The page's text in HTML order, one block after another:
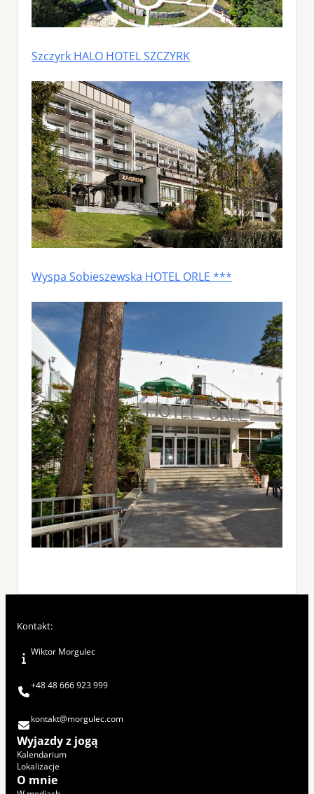
Szczyrk HALO HOTEL SZCZYRK
Wyspa Sobieszewska HOTEL ORLE ***
Kontakt:
Wiktor Morgulec
+48 48 666 923 999
kontakt@morgulec.com
Wyjazdy z jogą
Kalendarium
Lokalizacje
O mnie